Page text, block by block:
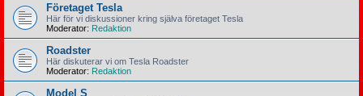
Företaget Tesla
Här för vi diskussioner kring själva företaget Tesla
Moderator: Redaktion
Roadster
Här diskuterar vi om Tesla Roadster
Moderator: Redaktion
Model S